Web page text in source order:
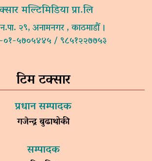
मल्टिमिडिया प्रा.लि
२९, अनामनगर , काठमाडौं ।
५७०५४४५ / ९८५१२२७७५३
टिम टक्सार
प्रधान सम्पादक
गजेन्द्र बुढाथोकी
सम्पादक